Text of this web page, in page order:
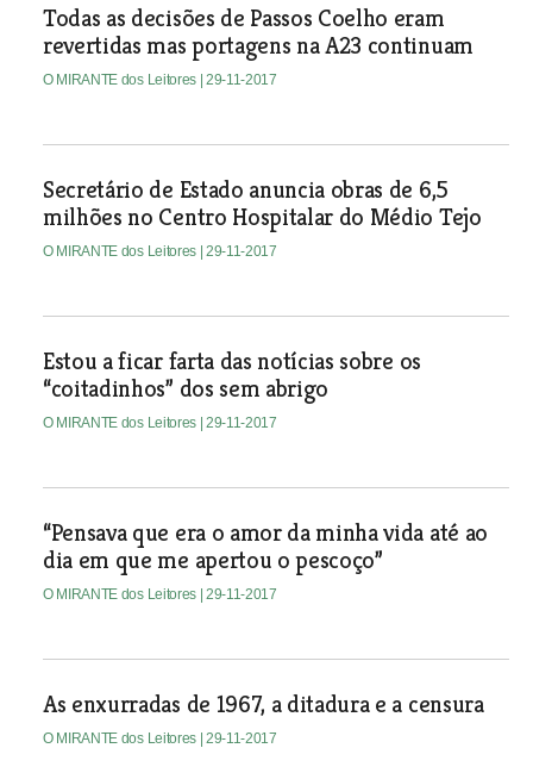
Todas as decisões de Passos Coelho eram
revertidas mas portagens na A23 continuam
O MIRANTE dos Leitores | 29-11-2017
Secretário de Estado anuncia obras de 6,5
milhões no Centro Hospitalar do Médio Tejo
O MIRANTE dos Leitores | 29-11-2017
Estou a ficar farta das notícias sobre os
“coitadinhos” dos sem abrigo
O MIRANTE dos Leitores | 29-11-2017
“Pensava que era o amor da minha vida até ao
dia em que me apertou o pescoço”
O MIRANTE dos Leitores | 29-11-2017
As enxurradas de 1967, a ditadura e a censura
O MIRANTE dos Leitores | 29-11-2017